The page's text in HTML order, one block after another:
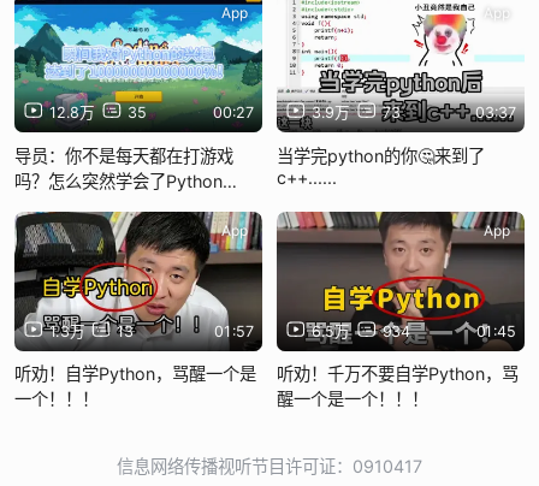
1000000%！！！
12.8万 35 00:27
App
导员：你不是每天都在打游戏
吗？怎么突然学会了Python
3.9万 73 03:37
App
当学完python的你🤔来到了
c++......
1.3万 13 01:57
App
听劝！自学Python，骂醒一个是
一个！！！
6.5万 934 01:45
App
听劝！千万不要自学Python，骂
醒一个是一个！！！
信息网络传播视听节目许可证：0910417